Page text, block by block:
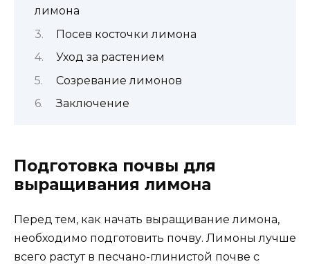
лимона
Посев косточки лимона
Уход за растением
Созревание лимонов
Заключение
Подготовка почвы для
выращивания лимона
Перед тем, как начать выращивание лимона,
необходимо подготовить почву. Лимоны лучше
всего растут в песчано-глинистой почве с